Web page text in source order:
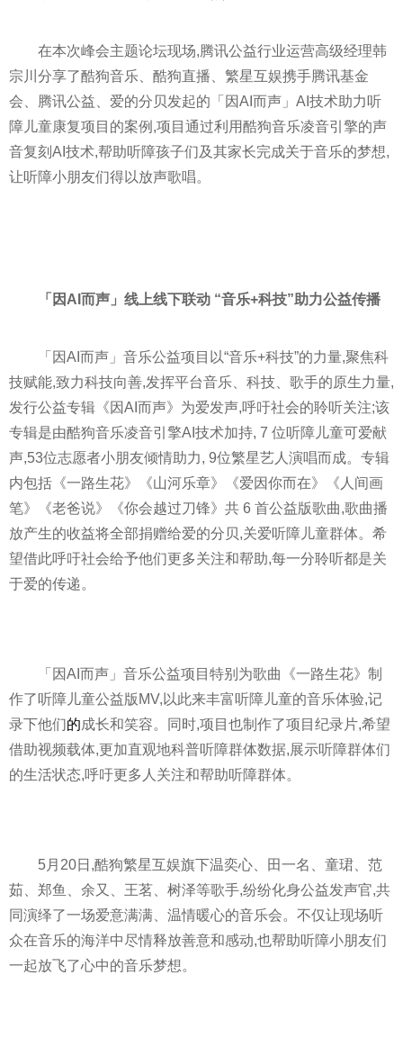
在本次峰会主题论坛现场,腾讯公益行业运营高级经理韩
宗川分享了酷狗音乐、酷狗直播、繁星互娱携手腾讯基金
会、腾讯公益、爱的分贝发起的「因AI而声」AI技术助力听
障儿童康复项目的案例,项目通过利用酷狗音乐凌音引擎的声
音复刻AI技术,帮助听障孩子们及其家长完成关于音乐的梦想,
让听障小朋友们得以放声歌唱。
「因AI而声」线上线下联动 “音乐+科技”助力公益传播
「因AI而声」音乐公益项目以“音乐+科技”的力量,聚焦科
技赋能,致力科技向善,发挥平台音乐、科技、歌手的原生力量,
发行公益专辑《因AI而声》为爱发声,呼吁社会的聆听关注;该
专辑是由酷狗音乐凌音引擎AI技术加持, 7 位听障儿童可爱献
声,53位志愿者小朋友倾情助力, 9位繁星艺人演唱而成。专辑
内包括《一路生花》《山河乐章》《爱因你而在》《人间画
笔》《老爸说》《你会越过刀锋》共 6 首公益版歌曲,歌曲播
放产生的收益将全部捐赠给爱的分贝,关爱听障儿童群体。希
望借此呼吁社会给予他们更多关注和帮助,每一分聆听都是关
于爱的传递。
「因AI而声」音乐公益项目特别为歌曲《一路生花》制
作了听障儿童公益版MV,以此来丰富听障儿童的音乐体验,记
录下他们的成长和笑容。同时,项目也制作了项目纪录片,希望
借助视频载体,更加直观地科普听障群体数据,展示听障群体们
的生活状态,呼吁更多人关注和帮助听障群体。
5月20日,酷狗繁星互娱旗下温奕心、田一名、童珺、范
茹、郑鱼、余又、王茗、树泽等歌手,纷纷化身公益发声官,共
同演绎了一场爱意满满、温情暖心的音乐会。不仅让现场听
众在音乐的海洋中尽情释放善意和感动,也帮助听障小朋友们
一起放飞了心中的音乐梦想。